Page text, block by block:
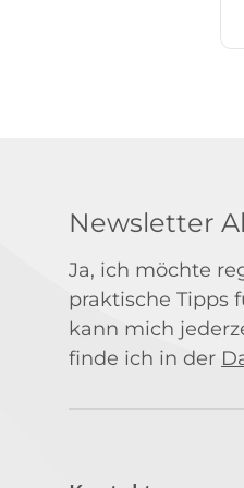
Newsletter
Ja, ich möchte
praktische Tipps
kann mich
finde ich in der